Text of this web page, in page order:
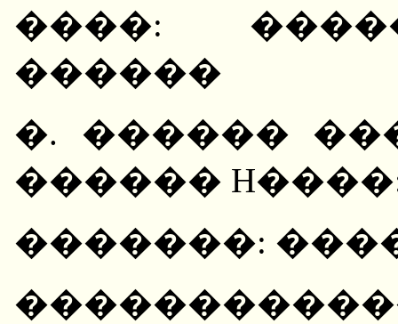
����:
������
�. ������
������ H����:
�������: